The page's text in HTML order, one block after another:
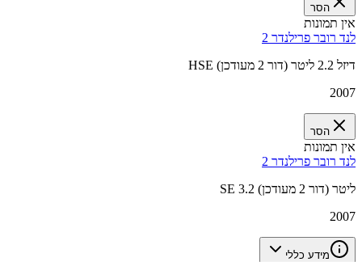
הסר
אין תמונות
לנד רובר פרילנדר 2
HSE דיזל 2.2 ליטר (דור 2 מעודכן)
2007
הסר
אין תמונות
לנד רובר פרילנדר 2
SE 3.2 ליטר (דור 2 מעודכן)
2007
מידע כללי